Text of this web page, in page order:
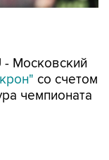
- Московский
со счетом
чемпионата